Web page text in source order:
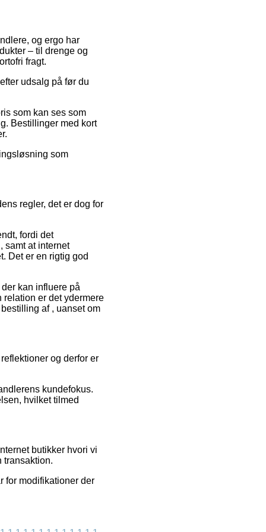
og ergo har
– til drenge og
fragt.
udsalg på før du
som kan ses som
Bestillinger med kort
som
regler, det er dog for
fordi det
samt at internet
Det er en rigtig god
kan influere på
er det ydermere
af , uanset om
og derfor er
kundefokus.
hvilket tilmed
butikker hvori vi
transaktion.
for modifikationer der